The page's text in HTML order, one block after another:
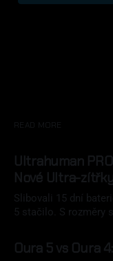
READ MORE
Ultrahuman
Nové Ultra-
Slibovali 15 dní
5 stačilo. S rozměry
aplikaci Emerald,
ceně. Zaplatíte za to
Oura 5 vs Oura